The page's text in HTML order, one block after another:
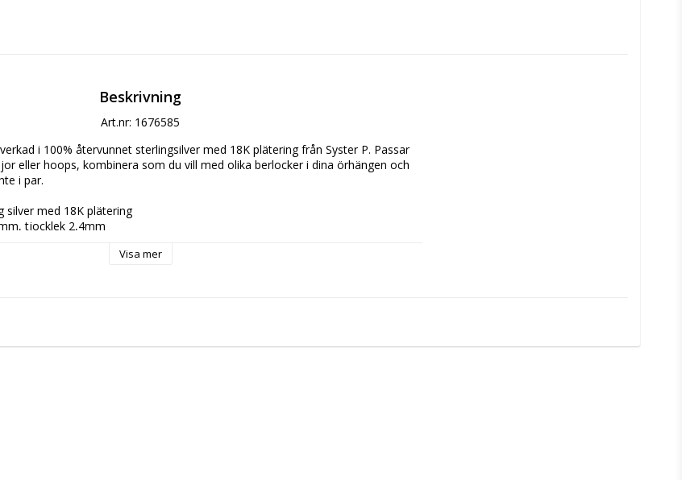
Beskrivning
Art.nr: 1676585
i 100% återvunnet sterlingsilver med 18K plätering från Syster P. Passar
eller hoops, kombinera som du vill med olika berlocker i dina örhängen och
i par.
silver med 18K plätering
tjocklek 2,4mm
Visa mer